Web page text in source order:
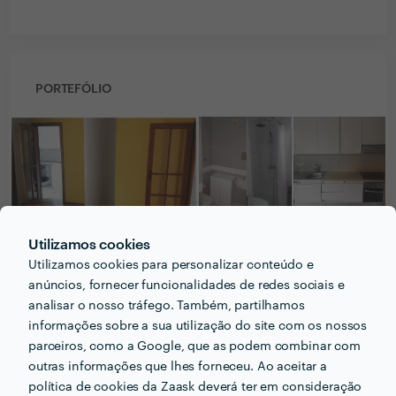
Utilizamos cookies
Utilizamos cookies para personalizar conteúdo e
anúncios, fornecer funcionalidades de redes sociais e
analisar o nosso tráfego. Também, partilhamos
informações sobre a sua utilização do site com os nossos
parceiros, como a Google, que as podem combinar com
outras informações que lhes forneceu. Ao aceitar a
política de cookies da Zaask deverá ter em consideração
PORTEFÓLIO
PERGUNTAS E RESPOSTAS